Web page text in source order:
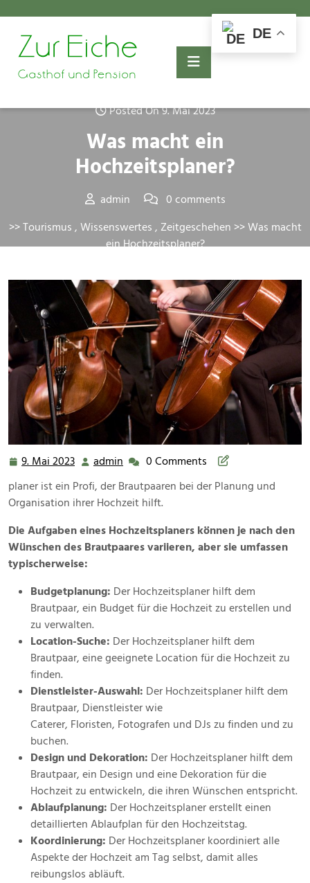
content
Posted On 9. Mai 2023
Was macht ein
Hochzeitsplaner?
admin
0 comments
>>Tourismus , Wissenswertes , Zeitgeschehen >> Was macht
ein Hochzeitsplaner?
9. Mai 2023 9.
Mai
2023
admin admin0 Comments
planer ist ein Profi, der Brautpaaren bei der Planung und
Organisation ihrer Hochzeit hilft.
Die Aufgaben eines Hochzeitsplaners können je nach den
Wünschen des Brautpaares variieren, aber sie umfassen
typischerweise:
Budgetplanung: Der Hochzeitsplaner hilft dem
Brautpaar, ein Budget für die Hochzeit zu erstellen und
zu verwalten.
Location-Suche: Der Hochzeitsplaner hilft dem
Brautpaar, eine geeignete Location für die Hochzeit zu
finden.
Dienstleister-Auswahl: Der Hochzeitsplaner hilft dem
Brautpaar, Dienstleister wie
Caterer, Floristen, Fotografen und DJs zu finden und zu
buchen.
Design und Dekoration: Der Hochzeitsplaner hilft dem
Brautpaar, ein Design und eine Dekoration für die
Hochzeit zu entwickeln, die ihren Wünschen entspricht.
Ablaufplanung: Der Hochzeitsplaner erstellt einen
detaillierten Ablaufplan für den Hochzeitstag.
Koordinierung: Der Hochzeitsplaner koordiniert alle
Aspekte der Hochzeit am Tag selbst, damit alles
reibungslos abläuft.
DE